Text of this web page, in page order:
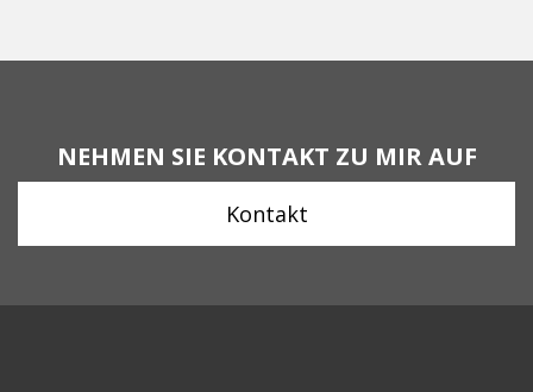
NEHMEN SIE KONTAKT ZU MIR AUF
Kontakt